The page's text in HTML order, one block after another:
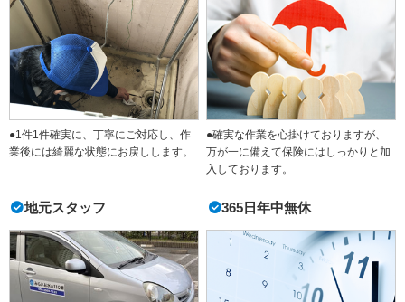
●1件1件確実に、丁寧にご対応し、作
業後には綺麗な状態にお戻しします。
●確実な作業を心掛けておりますが、
万が一に備えて保険にはしっかりと加
入しております。
地元スタッフ 365日年中無休